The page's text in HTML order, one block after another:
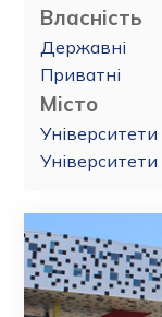
Власність
Державні
Приватні
Місто